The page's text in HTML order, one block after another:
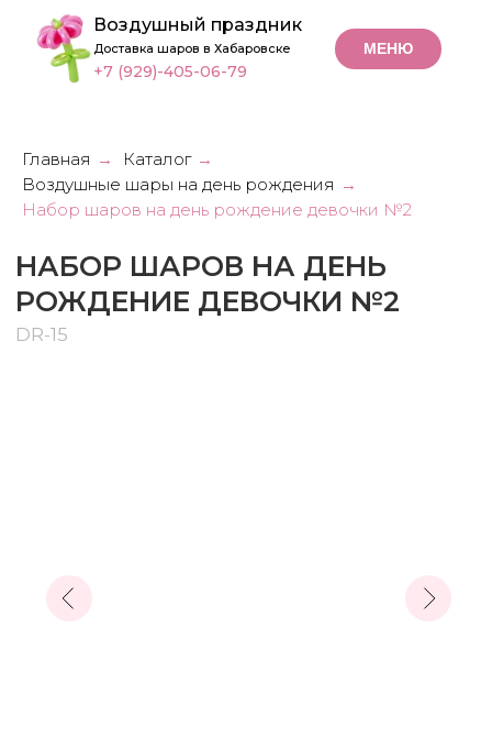
МЕНЮ
Воздушный праздник
Доставка шаров в Хабаровске
+7 (929)-405-06-79
Главная → Каталог →
Воздушные шары на день рождения →
Набор шаров на день рождение девочки №2
НАБОР ШАРОВ НА ДЕНЬ
РОЖДЕНИЕ ДЕВОЧКИ №2